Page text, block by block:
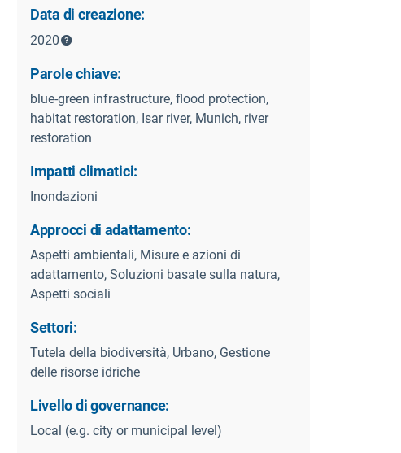
Data di creazione:
2020
Parole chiave:
blue-green infrastructure, flood protection,
habitat restoration, Isar river, Munich, river
restoration
Impatti climatici:
Inondazioni
Approcci di adattamento:
Aspetti ambientali, Misure e azioni di
adattamento, Soluzioni basate sulla natura,
Aspetti sociali
Settori:
Tutela della biodiversità, Urbano, Gestione
delle risorse idriche
Livello di governance:
Local (e.g. city or municipal level)